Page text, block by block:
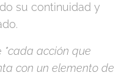
su continuidad y
"cada acción que
con un elemento de